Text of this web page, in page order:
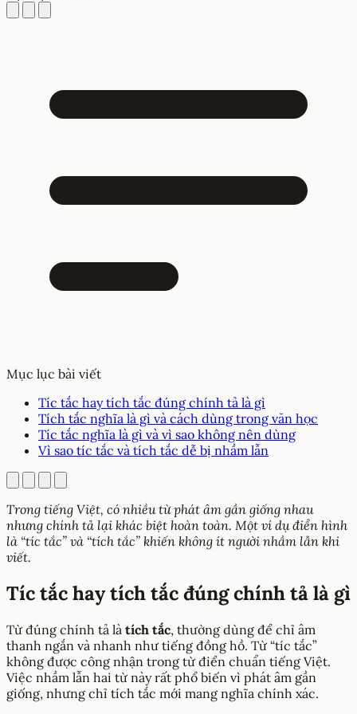
Mục lục bài viết
Tíc tắc hay tích tắc đúng chính tả là gì
Tích tắc nghĩa là gì và cách dùng trong văn học
Tíc tắc nghĩa là gì và vì sao không nên dùng
Vì sao tíc tắc và tích tắc dễ bị nhầm lẫn
Trong tiếng Việt, có nhiều từ phát âm gần giống nhau
nhưng chính tả lại khác biệt hoàn toàn. Một ví dụ điển hình
là “tíc tắc” và “tích tắc” khiến không ít người nhầm lẫn khi
viết.
Tíc tắc hay tích tắc đúng chính tả là gì
Từ đúng chính tả là tích tắc, thường dùng để chỉ âm
thanh ngắn và nhanh như tiếng đồng hồ. Từ “tíc tắc”
không được công nhận trong từ điển chuẩn tiếng Việt.
Việc nhầm lẫn hai từ này rất phổ biến vì phát âm gần
giống, nhưng chỉ tích tắc mới mang nghĩa chính xác.